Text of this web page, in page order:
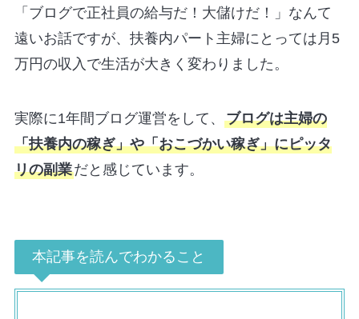
「ブログで正社員の給与だ！大儲けだ！」なんて
遠いお話ですが、扶養内パート主婦にとっては月5
万円の収入で生活が大きく変わりました。
実際に1年間ブログ運営をして、 ブログは主婦の
「扶養内の稼ぎ」や「おこづかい稼ぎ」にピッタ
リの副業だと感じています。
本記事を読んでわかること